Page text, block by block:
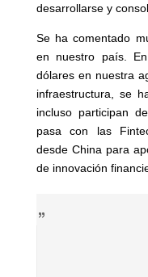
desarrollarse y
Se ha comentado
en nuestro país.
dólares en nuestra
infraestructura, se
incluso participan
pasa con las
desde China para
de innovación